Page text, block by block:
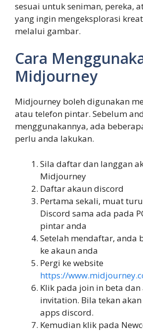
sesuai untuk seniman, pereka,
yang ingin mengeksplorasi
melalui gambar.
Cara
Midjourney
Midjourney boleh digunakan
atau telefon pintar. Sebelum
menggunakannya, ada
perlu anda lakukan.
Sila daftar dan langgan
Midjourney
Daftar akaun discord
Pertama sekali, muat
Discord sama ada pada
pintar anda
Setelah mendaftar, anda
ke akaun anda
Pergi ke website
https://
Klik pada join in beta
invitation. Bila tekan
apps discord.
Kemudian klik pada